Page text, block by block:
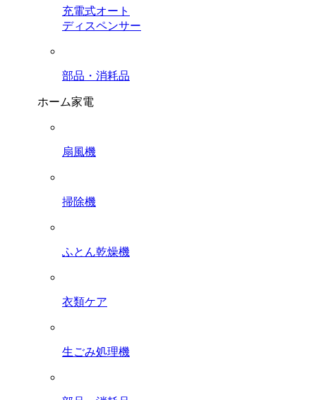
充電式オート
ディスペンサー
部品・消耗品
ホーム家電
扇風機
掃除機
ふとん乾燥機
衣類ケア
生ごみ処理機